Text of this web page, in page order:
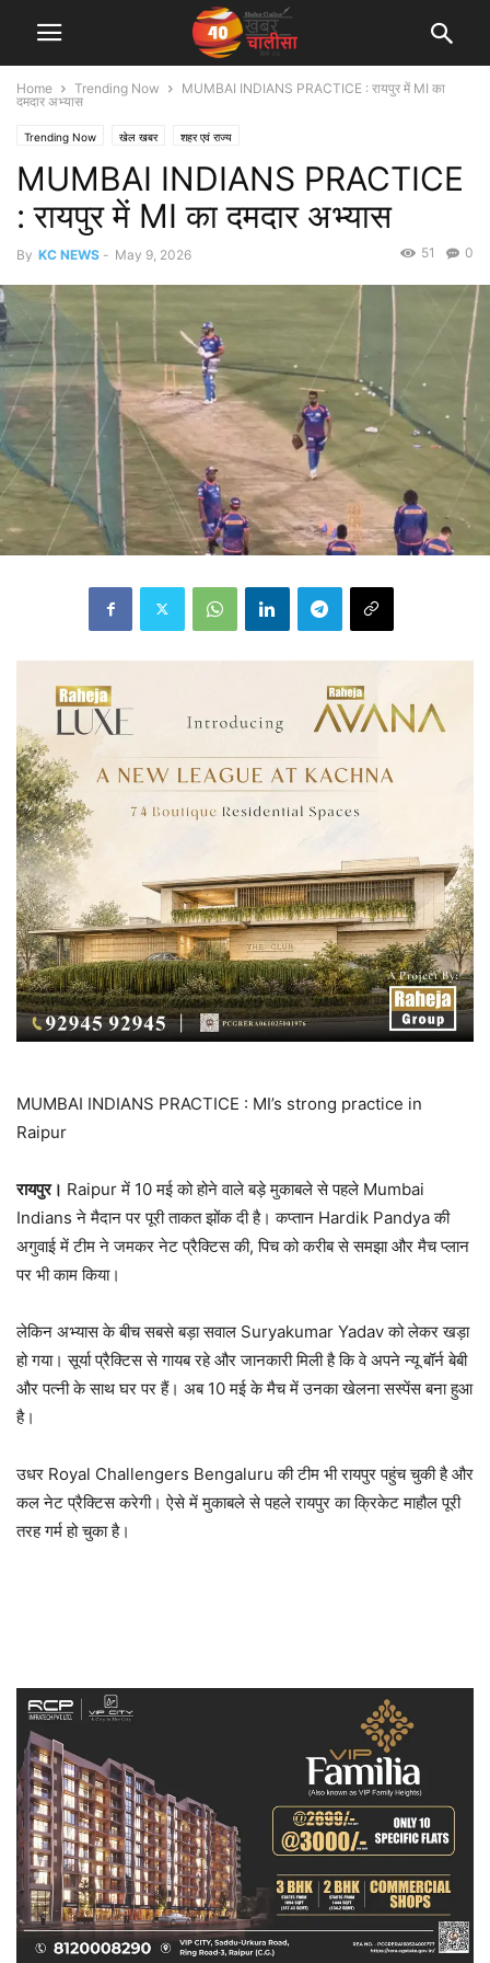
Home Trending Now
MUMBAI INDIANS PRACTICE : रायपुर में MI का
दमदार अभ्यास
Trending Now खेल खबर शहर एवं राज्य
MUMBAI INDIANS PRACTICE
: रायपुर में MI का दमदार अभ्यास
By KC NEWS - May 9, 2026 0
51
MUMBAI INDIANS PRACTICE : MI’s strong practice in
Raipur
रायपुर। Raipur में 10 मई को होने वाले बड़े मुकाबले से पहले Mumbai
Indians ने मैदान पर पूरी ताकत झोंक दी है। कप्तान Hardik Pandya की
अगुवाई में टीम ने जमकर नेट प्रैक्टिस की, पिच को करीब से समझा और मैच प्लान
पर भी काम किया।
लेकिन अभ्यास के बीच सबसे बड़ा सवाल Suryakumar Yadav को लेकर खड़ा
हो गया। सूर्या प्रैक्टिस से गायब रहे और जानकारी मिली है कि वे अपने न्यू बॉर्न बेबी
और पत्नी के साथ घर पर हैं। अब 10 मई के मैच में उनका खेलना सस्पेंस बना हुआ
है।
उधर Royal Challengers Bengaluru की टीम भी रायपुर पहुंच चुकी है और
कल नेट प्रैक्टिस करेगी। ऐसे में मुकाबले से पहले रायपुर का क्रिकेट माहौल पूरी
तरह गर्म हो चुका है।